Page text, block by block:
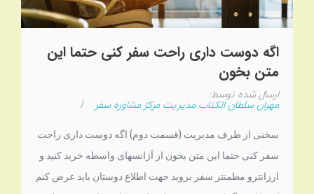
اگه دوست داری راحت سفر کنی حتما این
متن بخون
ارسال شده توسط:
مهران سلطان الکتاب مدیریت مرکز مشاوره سفر /
سخنی از طرف مدیریت (قسمت دوم) اگه دوست داری راحت
سفر کنی حتما این متن بخون از آژانسهای واسطه خرید کنید و
ارزانترو مطمنتر سفر بروید جهت اطلاع دوستان باید عرض کنم